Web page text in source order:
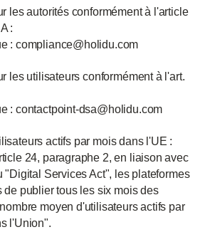
les autorités conformément à l'article
:
: compliance@holidu.com
les utilisateurs conformément à l'art.
: contactpoint-dsa@holidu.com
actifs par mois dans l'UE :
24, paragraphe 2, en liaison avec
"Digital Services Act", les plateformes
de publier tous les six mois des
moyen d'utilisateurs actifs par
l'Union".